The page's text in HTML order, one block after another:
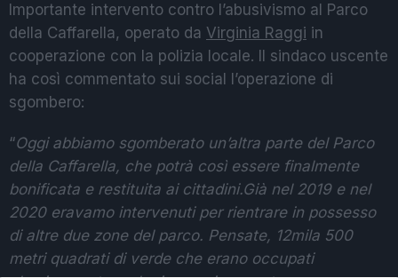
Importante intervento contro l’abusivismo al Parco
della Caffarella, operato da Virginia Raggi in
cooperazione con la polizia locale. Il sindaco uscente
ha così commentato sui social l’operazione di
sgombero:
“Oggi abbiamo sgomberato un’altra parte del Parco
della Caffarella, che potrà così essere finalmente
bonificata e restituita ai cittadini.Già nel 2019 e nel
2020 eravamo intervenuti per rientrare in possesso
di altre due zone del parco. Pensate, 12mila 500
metri quadrati di verde che erano occupati